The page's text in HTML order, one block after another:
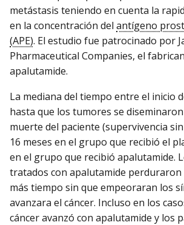
metástasis teniendo en cuenta la
en la concentración del antígeno
(APE). El estudio fue patrocinado por
Pharmaceutical Companies, el
apalutamide.
La mediana del tiempo entre el inicio
hasta que los tumores se
muerte del paciente (supervivencia
16 meses en el grupo que recibió el
en el grupo que recibió apalutamide.
tratados con apalutamide
más tiempo sin que empeoraran los
avanzara el cáncer. Incluso en los
cáncer avanzó con apalutamide y los